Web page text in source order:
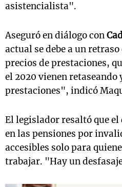
asistencialista".
Aseguró en diálogo con
actual se debe a un
precios de prestaciones,
el 2020 vienen retaseando
prestaciones", indicó
El legislador resaltó que
en las pensiones por
accesibles solo para
trabajar. "Hay un